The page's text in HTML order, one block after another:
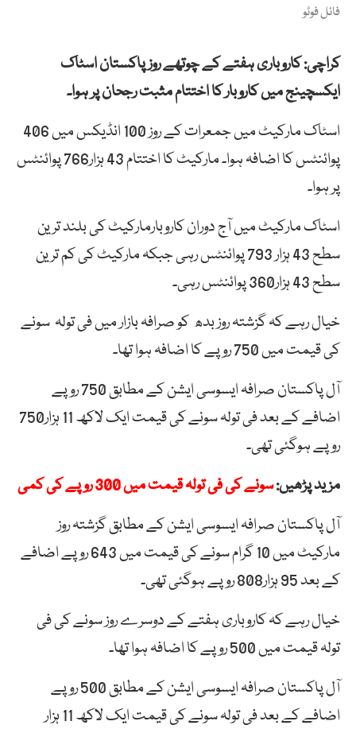
فائل فوٹو
کراچی: کاروباری ہفتے کے چوتھے روز پاکستان اسٹاک
ایکسچینج میں کاروبار کا اختتام مثبت رجحان پر ہوا۔
اسٹاک مارکیٹ میں جمعرات کے روز 100 انڈیکس میں 406
پوائنٹس کا اضافہ ہوا۔ مارکیٹ کا اختتام 43 ہزار766 پوائنٹس
پر ہوا۔
اسٹاک مارکیٹ میں آج دوران کاروبارمارکیٹ کی بلند ترین
سطح 43 ہزار 793 پوائنٹس رہی جبکہ مارکیٹ کی کم ترین
سطح 43 ہزار360 پوائنٹس رہی۔
خیال رہے کہ گزشتہ روز بدھ کو صرافہ بازار میں فی تولہ سونے
کی قیمت میں 750 روپے کا اضافہ ہوا تھا۔
آل پاکستان صرافہ ایسوسی ایشن کے مطابق 750 روپے
اضافے کے بعد فی تولہ سونے کی قیمت ایک لاکھ 11 ہزار750
روپے ہوگئی تھی۔
مزید پڑھیں:سونے کی فی تولہ قیمت میں 300 روپے کی کمی
آل پاکستان صرافہ ایسوسی ایشن کے مطابق گزشتہ روز
مارکیٹ میں 10 گرام سونے کی قیمت میں 643 روپے اضافے
کے بعد 95 ہزار808 روپے ہوگئی تھی۔
خیال رہے کہ کاروباری ہفتے کے دوسرے روز سونے کی فی
تولہ قیمت میں 500 روپے کا اضافہ ہوا تھا۔
آل پاکستان صرافہ ایسوسی ایشن کے مطابق 500 روپے
اضافے کے بعد فی تولہ سونے کی قیمت ایک لاکھ 11 ہزار